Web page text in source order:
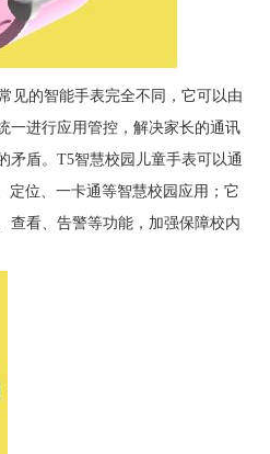
见的智能手表完全不同，它可以由
一进行应用管控，解决家长的通讯
矛盾。T5智慧校园儿童手表可以通
定位、一卡通等智慧校园应用；它
查看、告警等功能，加强保障校内